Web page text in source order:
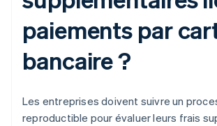
paiements par
bancaire ?
Les entreprises doivent suivre un
reproductible pour évaluer leurs frais